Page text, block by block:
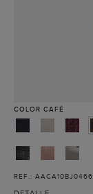
COLOR CAFÉ
REF.: